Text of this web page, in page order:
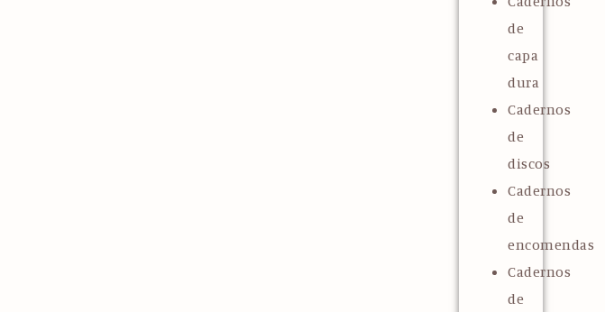
de
capa
dura
Cadernos
de
discos
Cadernos
de
encomendas
Cadernos
de